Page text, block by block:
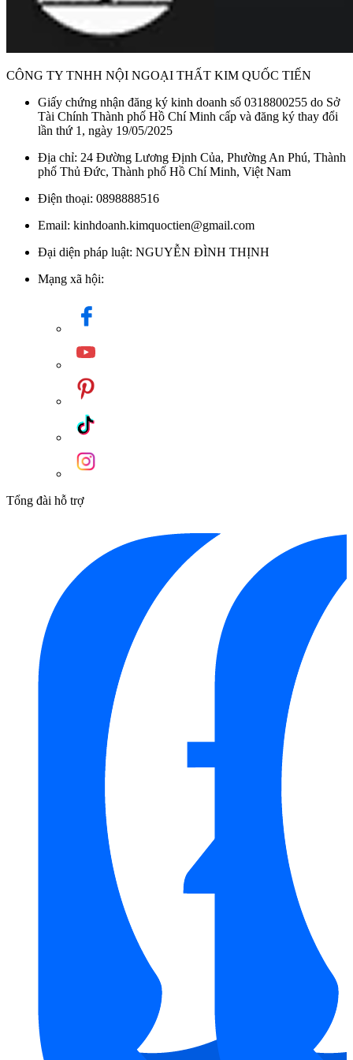
CÔNG TY TNHH NỘI NGOẠI THẤT KIM QUỐC TIẾN
Giấy chứng nhận đăng ký kinh doanh số 0318800255 do Sở
Tài Chính Thành phố Hồ Chí Minh cấp và đăng ký thay đổi
lần thứ 1, ngày 19/05/2025
Địa chỉ: 24 Đường Lương Định Của, Phường An Phú, Thành
phố Thủ Đức, Thành phố Hồ Chí Minh, Việt Nam
Điện thoại: 0898888516
Email: kinhdoanh.kimquoctien@gmail.com
Đại diện pháp luật: NGUYỄN ĐÌNH THỊNH
Mạng xã hội:
Tổng đài hỗ trợ